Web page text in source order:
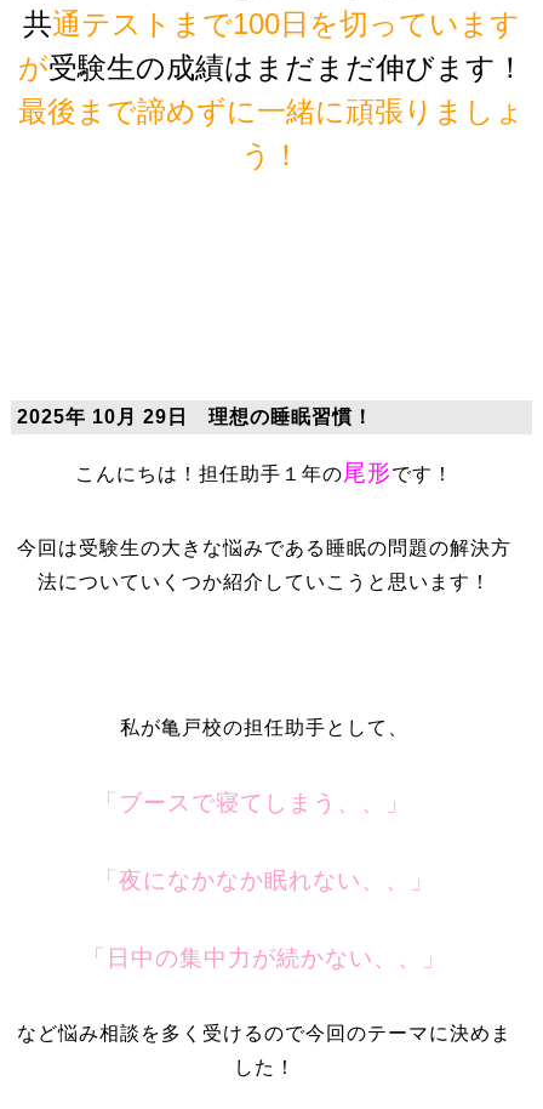
共通テストまで100日を切っています
が受験生の成績はまだまだ伸びます！
最後まで諦めずに一緒に頑張りましょ
う！
2025年 10月 29日 理想の睡眠習慣！
こんにちは！担任助手１年の尾形です！
今回は受験生の大きな悩みである睡眠の問題の解決方
法についていくつか紹介していこうと思います！
私が亀戸校の担任助手として、
「ブースで寝てしまう、、」
「夜になかなか眠れない、、」
「日中の集中力が続かない、、」
など悩み相談を多く受けるので今回のテーマに決めま
した！